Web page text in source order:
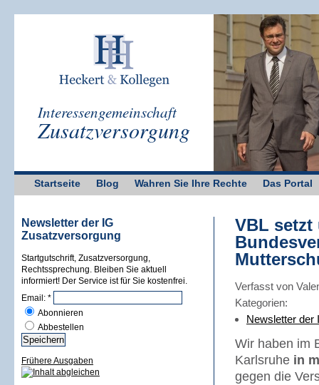
Interessengemeinschaft
Zusatzversorgung
Startseite Blog Wahren Sie Ihre Rechte Das Portal
Newsletter der IG
Zusatzversorgung
Startgutschrift, Zusatzversorgung,
Rechtssprechung. Bleiben Sie aktuell
informiert! Der Service ist für Sie kostenfrei.
Email: *
Abonnieren
Abbestellen
Frühere Ausgaben
VBL
Verfasst von
Kategorien:
Newsletter der
Wir haben im
Karlsruhe in
gegen die